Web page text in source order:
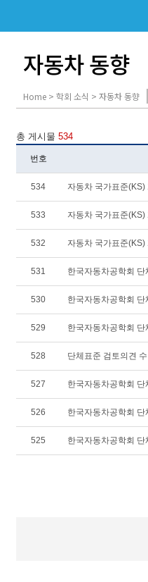
자동차 동향
Home > 학회 소식 > 자동차 동향
총 게시물 534
번호
534 자동차 국가표준
533 자동차 국가표준
532 자동차 국가표준
531 한국자동차공학회
530 한국자동차공학회
529 한국자동차공학회
528 단체표준 검토의견
527 한국자동차공학회
526 한국자동차공학회
525 한국자동차공학회